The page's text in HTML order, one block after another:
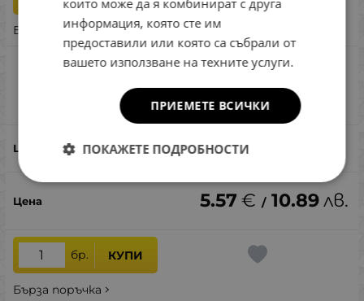
Бърза поръчка
Reins Aji Ringer 1.5 - B54 Bait Fish Silver
Сравни
B54 Bait Fish Silver 12pcs
5.57 € / 10.89лв.
бр. КУПИ
Бърза поръчка
които може да я комбинират с друга
информация, която сте им
предоставили или която са събрали от
вашето използване на техните услуги.
ПРИЕМЕТЕ ВСИЧКИ
ПОКАЖЕТЕ ПОДРОБНОСТИ